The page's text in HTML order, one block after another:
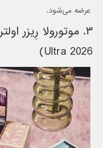
عرضه می‌شود.
Ultra 2026)